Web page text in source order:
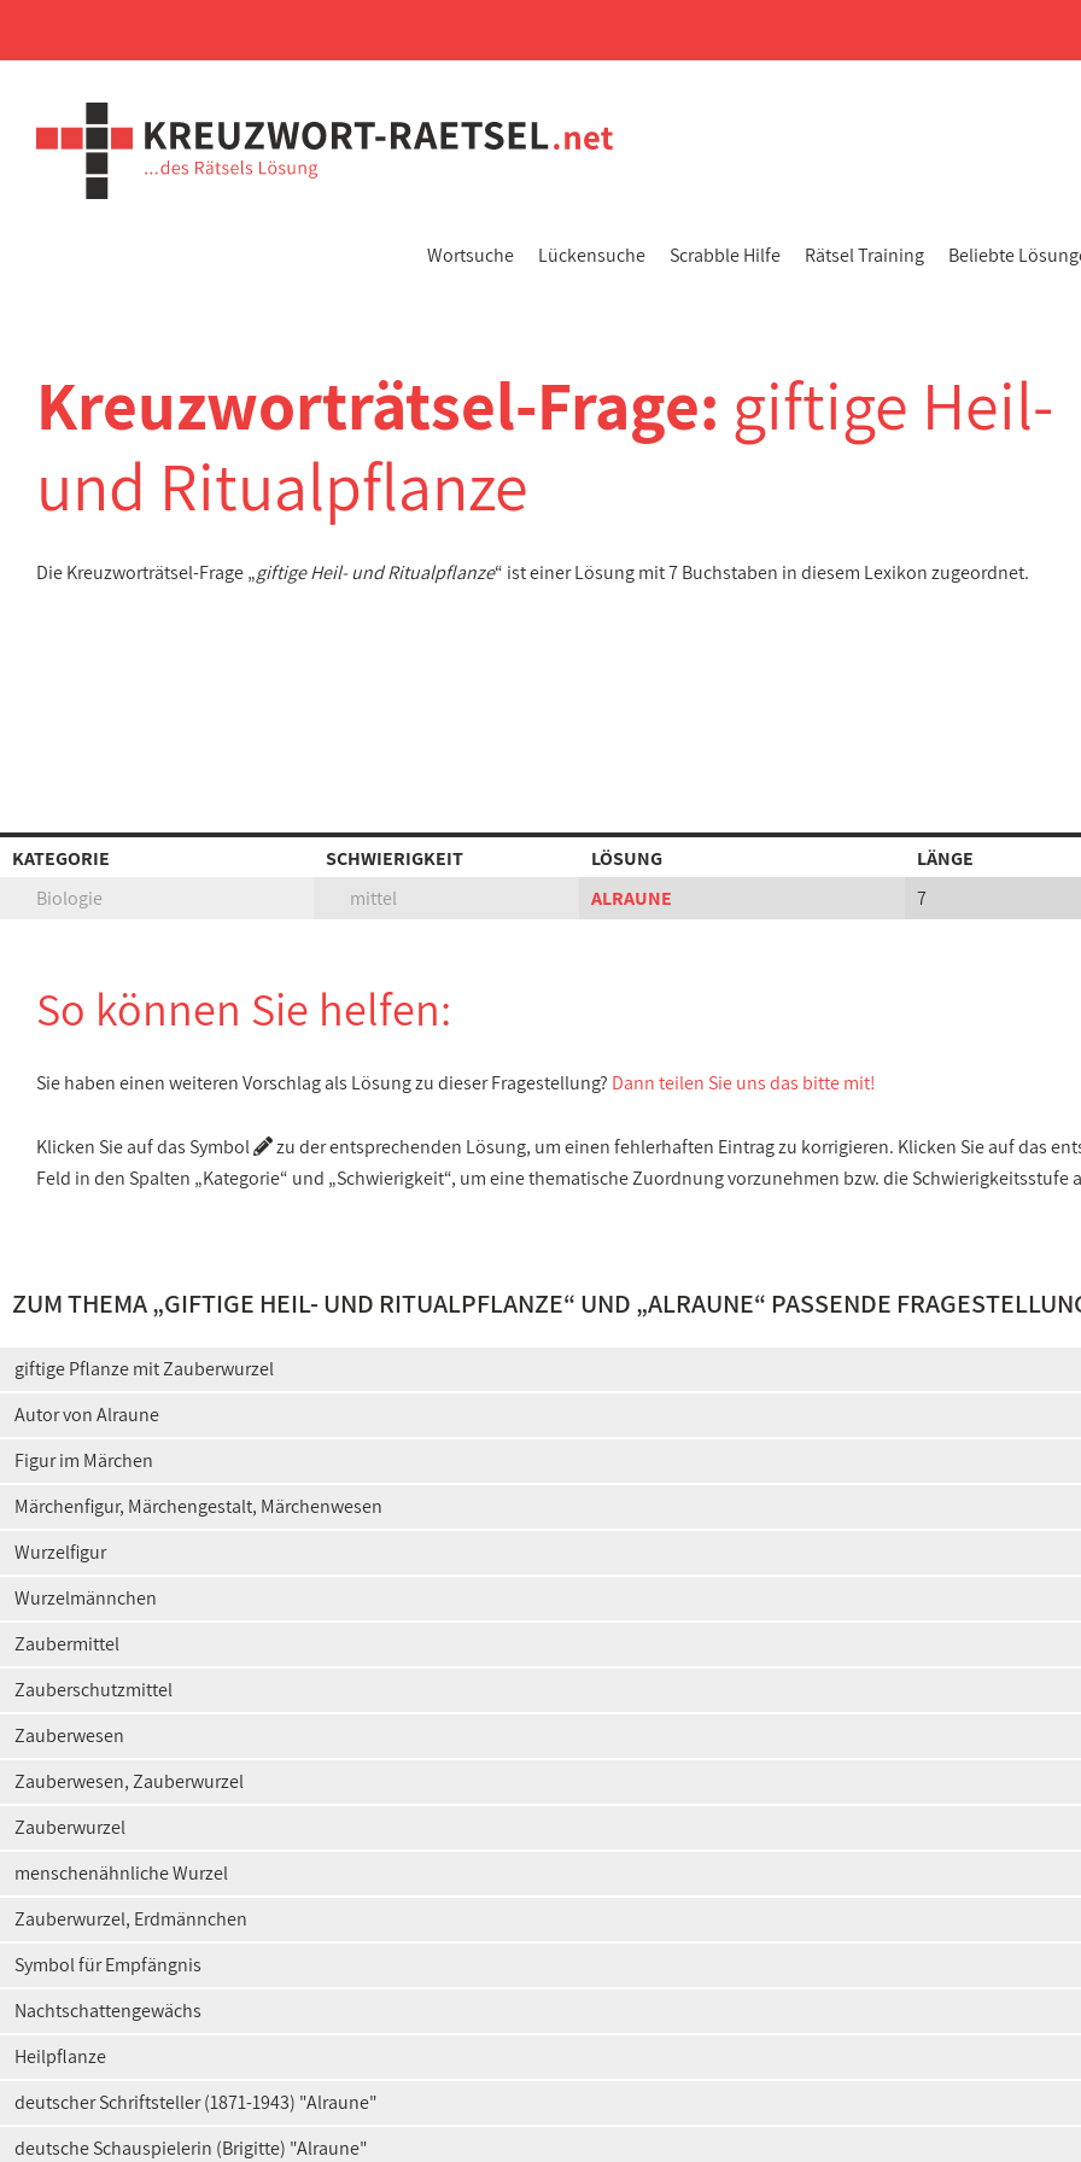
Wortsuche Lückensuche Scrabble Hilfe Rätsel Training Beliebte
Kreuzworträtsel-Frage: giftige Heil-
und Ritualpflanze
Die Kreuzworträtsel-Frage „giftige Heil- und Ritualpflanze“ ist einer Lösung mit 7 Buchstaben in diesem Lexikon zugeordnet.
KATEGORIE SCHWIERIGKEIT LÖSUNG
LÄNGE
Biologie
mittel ALRAUNE 7
So können Sie helfen:
Sie haben einen weiteren Vorschlag als Lösung zu dieser Fragestellung? Dann teilen Sie uns das bitte mit!
Klicken Sie auf das Symbol
zu der entsprechenden Lösung, um einen fehlerhaften Eintrag zu korrigieren. Klicken Sie auf das
Feld in den Spalten „Kategorie“ und „Schwierigkeit“, um eine thematische Zuordnung vorzunehmen bzw. die Schwierigkeitsstufe
ZUM THEMA „GIFTIGE HEIL- UND RITUALPFLANZE“ UND „ALRAUNE“ PASSENDE
giftige Pflanze mit Zauberwurzel
Autor von Alraune
Figur im Märchen
Märchenfigur, Märchengestalt, Märchenwesen
Wurzelfigur
Wurzelmännchen
Zaubermittel
Zauberschutzmittel
Zauberwesen
Zauberwesen, Zauberwurzel
Zauberwurzel
menschenähnliche Wurzel
Zauberwurzel, Erdmännchen
Symbol für Empfängnis
Nachtschattengewächs
Heilpflanze
deutscher Schriftsteller (1871-1943) "Alraune"
deutsche Schauspielerin (Brigitte) "Alraune"